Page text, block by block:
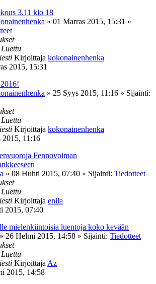
3.11 klo 18
» 01 Marras 2015, 15:31 »
Luettu
Kirjoittaja kokonainenhenka
2015, 15:31
» 25 Syys 2015, 11:16 » Sijainti:
Luettu
Kirjoittaja kokonainenhenka
2015, 11:16
Fennovoiman
» 08 Huhti 2015, 07:40 » Sijainti: Tiedotteet
Luettu
Kirjoittaja enila
2015, 07:40
mielenkiintoisia luentoja koko kevään
» 26 Helmi 2015, 14:58 » Sijainti: Tiedotteet
Luettu
Kirjoittaja Az
2015, 14:58